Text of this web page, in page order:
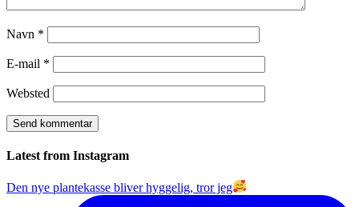
Navn *
E-mail *
Websted
Latest from Instagram
Den nye plantekasse bliver hyggelig, tror jeg